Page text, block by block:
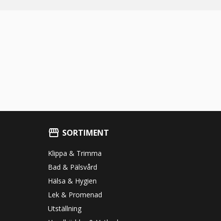
SORTIMENT
Klippa & Trimma
Bad & Pälsvård
Hälsa & Hygien
Lek & Promenad
Utställning